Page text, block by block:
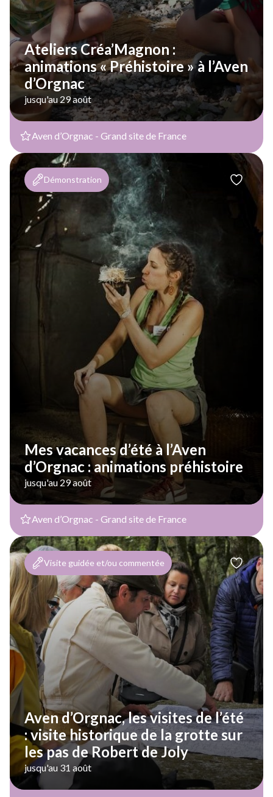
Ateliers Créa’Magnon :
animations « Préhistoire » à l’Aven
d’Orgnac
jusqu'au 29 août
Aven d’Orgnac - Grand site de France
Mes vacances d’été à l’Aven
d’Orgnac : animations préhistoire
jusqu'au 29 août
Démonstration
Aven d’Orgnac - Grand site de France
Aven d’Orgnac, les visites de l’été
: visite historique de la grotte sur
les pas de Robert de Joly
jusqu'au 31 août
Visite guidée et/ou commentée